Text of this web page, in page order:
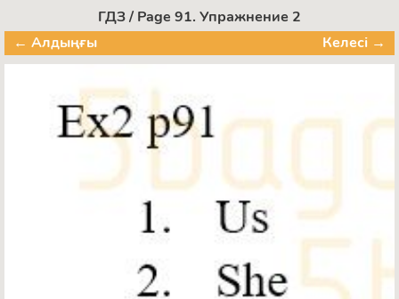
ГДЗ / Page 91. Упражнение 2
← Алдыңғы
Келесі →